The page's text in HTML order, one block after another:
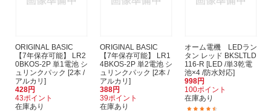
ORIGINAL BASIC
【7年保存可能】 LR2
0BKOS-2P 単1電池 シ
ュリンクパック [2本 /
アルカリ]
428円
43ポイント
在庫あり
ORIGINAL BASIC
【7年保存可能】 LR1
4BKOS-2P 単2電池 シ
ュリンクパック [2本 /
アルカリ]
388円
39ポイント
在庫あり
オーム電機 LEDラン
タン レッド BKSLTLD
116-R [LED /単3乾電
池×4 /防水対応]
998円
100ポイント
在庫あり